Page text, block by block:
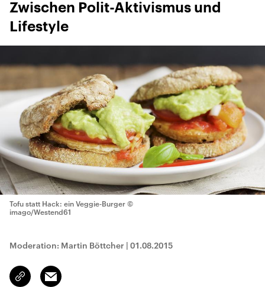
Zwischen Polit-Aktivismus und
Lifestyle
Tofu statt Hack: ein Veggie-Burger ©
imago/Westend61
Moderation: Martin Böttcher | 01.08.2015
Link
kopieren/teilen
Email